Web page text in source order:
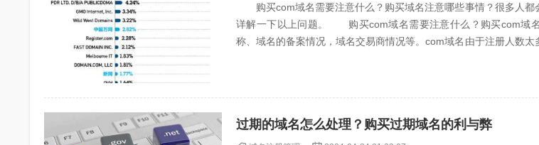
购买com域名需要注意什么？购买域名注意哪些事情？很多人都
详解一下以上问题。 购买com域名需要注意什么？购买com域
称、域名的备案情况，域名交易商情况等。com域名由于注册人数太
过期的域名怎么处理？购买过期域名的利与弊